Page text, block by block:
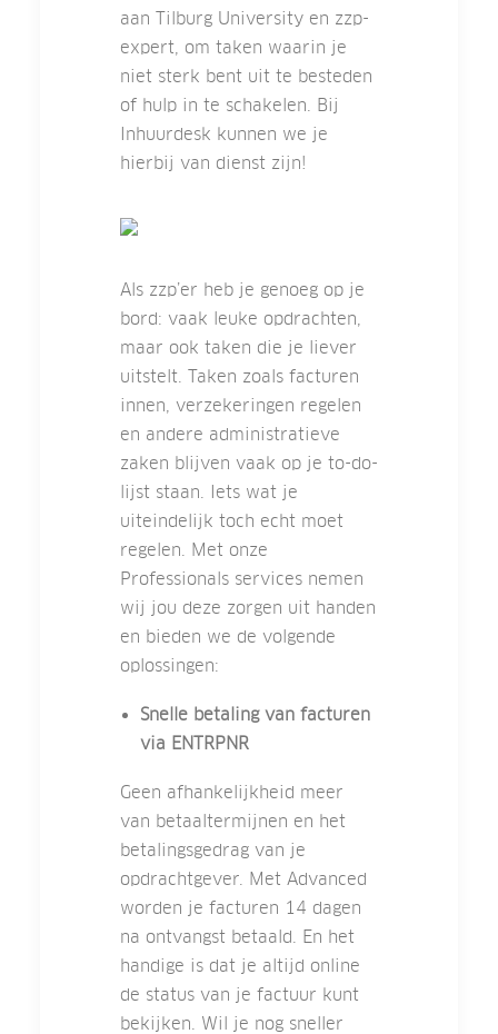
aan Tilburg University en zzp-
expert, om taken waarin je
niet sterk bent uit te besteden
of hulp in te schakelen. Bij
Inhuurdesk kunnen we je
hierbij van dienst zijn!
Als zzp’er heb je genoeg op je
bord: vaak leuke opdrachten,
maar ook taken die je liever
uitstelt. Taken zoals facturen
innen, verzekeringen regelen
en andere administratieve
zaken blijven vaak op je to-do-
lijst staan. Iets wat je
uiteindelijk toch echt moet
regelen. Met onze
Professionals services nemen
wij jou deze zorgen uit handen
en bieden we de volgende
oplossingen:
Snelle betaling van facturen
via ENTRPNR
Geen afhankelijkheid meer
van betaaltermijnen en het
betalingsgedrag van je
opdrachtgever. Met Advanced
worden je facturen 14 dagen
na ontvangst betaald. En het
handige is dat je altijd online
de status van je factuur kunt
bekijken. Wil je nog sneller